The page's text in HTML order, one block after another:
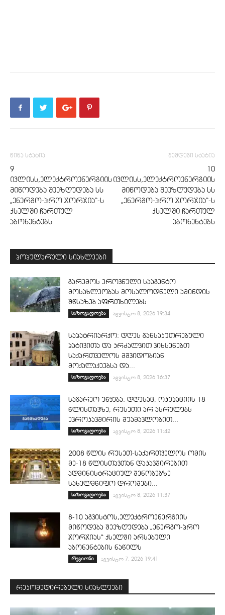
წინა სტატია
9
ივლისს,ელექტროენერგიის
მიწოდება შეეზღუდება სს
„ენერგო-პრო ჯორჯია“-ს
ქსელში ჩართულ
აბონენტებს
შემდეგი სტატია
10
ივლისს,ელექტროენერგიის
მიწოდება შეეზღუდება სს
„ენერგო-პრო ჯორჯია“-ს
ქსელში ჩართულ
აბონენტებს
პოპულარული სიახლეები
გარემოს ეროვნული სააგენტო
მოსახლეობას მოსალოდნელი ამინდის
შწსაზებ აფრთხილებს
საზოგადოება აგვისტო 8, 2026 19:34
საპატრიარქო: დღეს განსაკუთრებული
პატივითა და კრძალვით ვიხსენებთ
საქართველოს მშვიდობიან
მოქალაქეებსა და...
საზოგადოება აგვისტო 8, 2026 16:37
საგარეო უწყება: დღესაც, ოკუპაციის 18
წლისთავზე, რუსეთი არ ასრულებს
ევროკავშირის შუამავლობით...
საზოგადოება აგვისტო 8, 2026 11:42
2008 წლის რუსეთ-საქართველოს ომის
მე-18 წლისთავთან დაკავშირებით
ადმინისტრაციულ შენობებზე
სახელმწიფო დროშები...
საზოგადოება აგვისტო 8, 2026 11:37
8-10 აგვისტოს,ელექტროენერგიის
მიწოდება შეეზღუდება „ენერგო-პრო
ჯორჯიას“ ქსელში არსებული
აბონენტების ნაწილს
რეგიონი აგვისტო 7, 2026 19:41
რეკომედირებული სიახლეები